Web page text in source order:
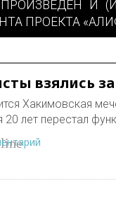
И
ПРОЕКТА
взялись
Хакимовская
лет перестал